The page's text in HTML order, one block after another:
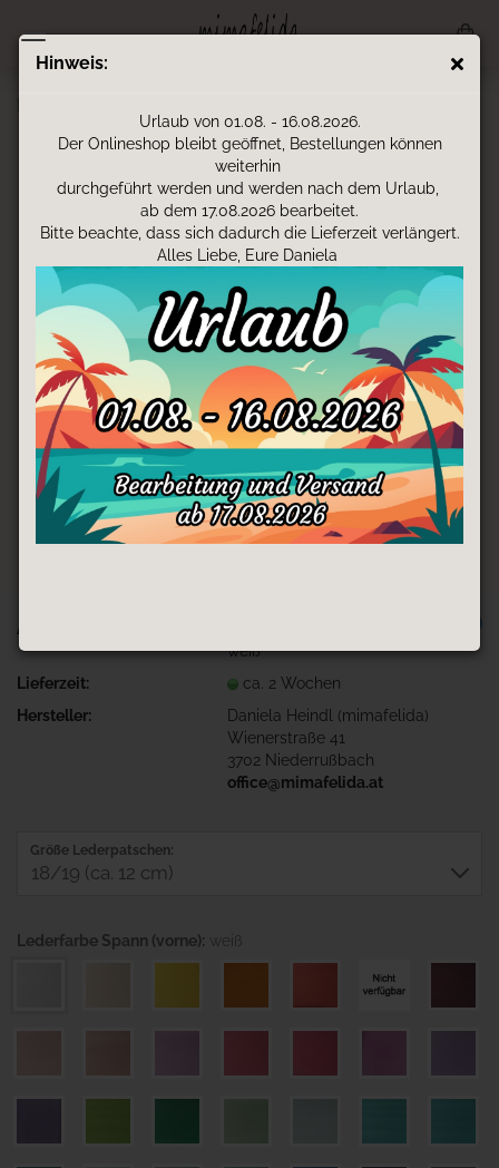
Hinweis:
Urlaub von 01.08. - 16.08.2026.
Der Onlineshop bleibt geöffnet, Bestellungen können
weiterhin
durchgeführt werden und werden nach dem Urlaub,
ab dem 17.08.2026 bearbeitet.
Bitte beachte, dass sich dadurch die Lieferzeit verlängert.
Alles Liebe, Eure Daniela
Art.Nr.:
weiß
Lieferzeit:
ca. 2 Wochen
Hersteller:
Daniela Heindl (mimafelida)
Wienerstraße 41
3702 Niederrußbach
office@mimafelida.at
Größe Lederpatschen:
Lederfarbe Spann (vorne): weiß